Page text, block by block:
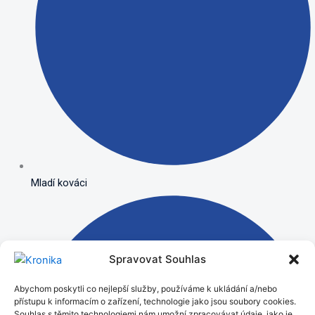
Spravovat Souhlas
Abychom poskytli co nejlepší služby, používáme k ukládání a/nebo
přístupu k informacím o zařízení, technologie jako jsou soubory cookies.
Mladí kováci